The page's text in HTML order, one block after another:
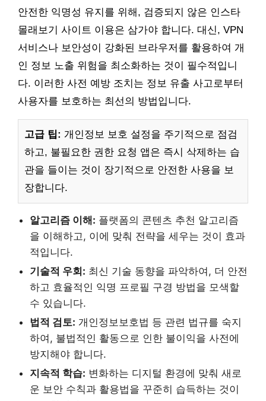
안전한 익명성 유지를 위해, 검증되지 않은 인스타
몰래보기 사이트 이용은 삼가야 합니다. 대신, VPN
서비스나 보안성이 강화된 브라우저를 활용하여 개
인 정보 노출 위험을 최소화하는 것이 필수적입니
다. 이러한 사전 예방 조치는 정보 유출 사고로부터
사용자를 보호하는 최선의 방법입니다.
고급 팁: 개인정보 보호 설정을 주기적으로 점검
하고, 불필요한 권한 요청 앱은 즉시 삭제하는 습
관을 들이는 것이 장기적으로 안전한 사용을 보
장합니다.
알고리즘 이해: 플랫폼의 콘텐츠 추천 알고리즘
을 이해하고, 이에 맞춰 전략을 세우는 것이 효과
적입니다.
기술적 우회: 최신 기술 동향을 파악하여, 더 안전
하고 효율적인 익명 프로필 구경 방법을 모색할
수 있습니다.
법적 검토: 개인정보보호법 등 관련 법규를 숙지
하여, 불법적인 활동으로 인한 불이익을 사전에
방지해야 합니다.
지속적 학습: 변화하는 디지털 환경에 맞춰 새로
운 보안 수칙과 활용법을 꾸준히 습득하는 것이